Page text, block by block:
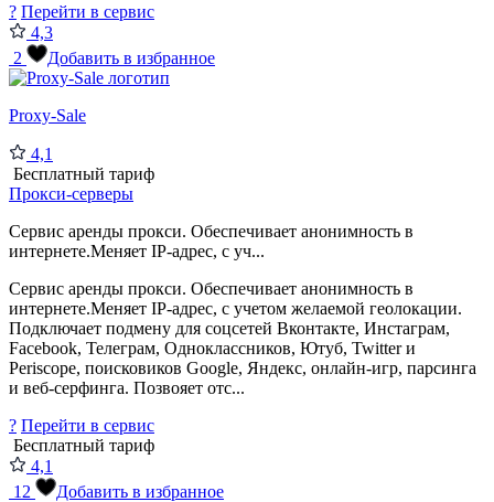
? Перейти в сервис
4,3
2
Добавить в избранное
Proxy-Sale
4,1
Бесплатный тариф
Прокси-серверы
Сервис аренды прокси. Обеспечивает анонимность в
интернете.Меняет IP-адрес, с уч...
Сервис аренды прокси. Обеспечивает анонимность в
интернете.Меняет IP-адрес, с учетом желаемой геолокации.
Подключает подмену для соцсетей Вконтакте, Инстаграм,
Facebook, Телеграм, Одноклассников, Ютуб, Twitter и
Periscope, поисковиков Google, Яндекс, онлайн-игр, парсинга
и веб-серфинга. Позвояет отс...
? Перейти в сервис
Бесплатный тариф
4,1
12
Добавить в избранное